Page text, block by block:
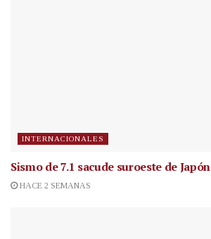
INTERNACIONALES
Sismo de 7.1 sacude suroeste de Japón
HACE 2 SEMANAS